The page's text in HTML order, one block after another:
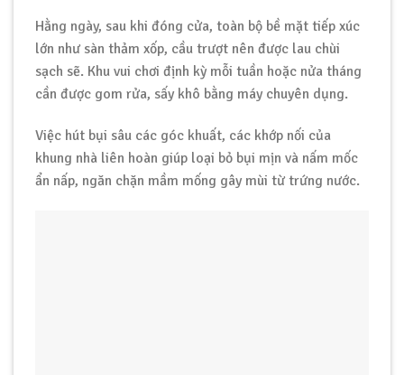
Hằng ngày, sau khi đóng cửa, toàn bộ bề mặt tiếp xúc
lớn như sàn thảm xốp, cầu trượt nên được lau chùi
sạch sẽ. Khu vui chơi định kỳ mỗi tuần hoặc nửa tháng
cần được gom rửa, sấy khô bằng máy chuyên dụng.
Việc hút bụi sâu các góc khuất, các khớp nối của
khung nhà liên hoàn giúp loại bỏ bụi mịn và nấm mốc
ẩn nấp, ngăn chặn mầm mống gây mùi từ trứng nước.